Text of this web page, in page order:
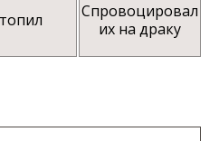
Спровоцировал
их на драку